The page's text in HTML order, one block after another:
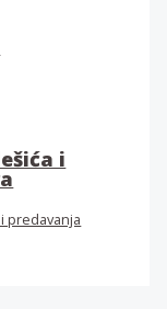
i
predavanja